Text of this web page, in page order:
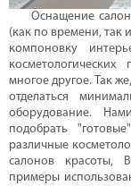
Оснащение
(как по времени, так
компоновку
многое другое. Так
отделаться
оборудование.
подобрать
различные
салонов красоты,
примеры